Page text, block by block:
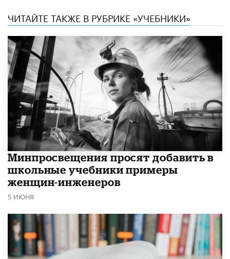
ЧИТАЙТЕ ТАКЖЕ В РУБРИКЕ «УЧЕБНИКИ»
Минпросвещения просят добавить в
школьные учебники примеры
женщин-инженеров
5 ИЮНЯ